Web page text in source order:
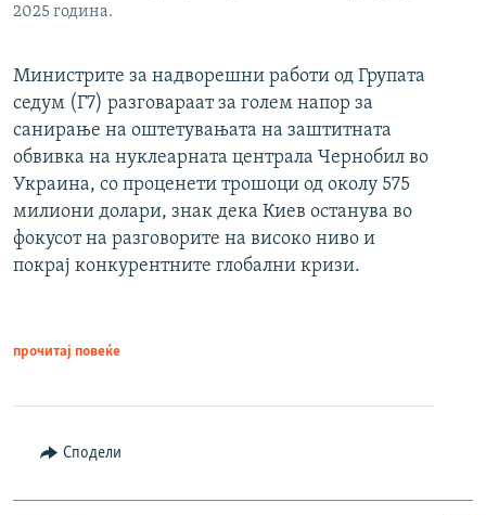
2025 година.
Министрите за надворешни работи од Групата
седум (Г7) разговараат за голем напор за
санирање на оштетувањата на заштитната
обвивка на нуклеарната централа Чернобил во
Украина, со проценети трошоци од околу 575
милиони долари, знак дека Киев останува во
фокусот на разговорите на високо ниво и
покрај конкурентните глобални кризи.
прочитај повеќе
Сподели